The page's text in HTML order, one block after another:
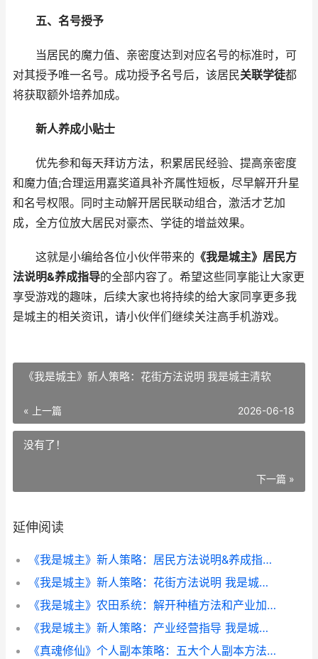
五、名号授予
当居民的魔力值、亲密度达到对应名号的标准时，可
对其授予唯一名号。成功授予名号后，该居民关联学徒都
将获取额外培养加成。
新人养成小贴士
优先参和每天拜访方法，积累居民经验、提高亲密度
和魔力值;合理运用嘉奖道具补齐属性短板，尽早解开升星
和名号权限。同时主动解开居民联动组合，激活才艺加
成，全方位放大居民对豪杰、学徒的增益效果。
这就是小编给各位小伙伴带来的 《我是城主》居民方
法说明&养成指导的全部内容了。希望这些同享能让大家更
享受游戏的趣味，后续大家也将持续的给大家同享更多我
是城主的相关资讯，请小伙伴们继续关注高手机游戏。
《我是城主》新人策略：花街方法说明 我是城主清软
« 上一篇 2026-06-18
没有了！
下一篇 »
延伸阅读
《我是城主》新人策略：居民方法说明&养成指导 我是城主大人下拉式六漫
《我是城主》新人策略：花街方法说明 我是城主清软
《我是城主》农田系统：解开种植方法和产业加成策略 我是城主大人下拉式六漫
《我是城主》新人策略：产业经营指导 我是城主 漫画
《真魂修仙》个人副本策略：五大个人副本方法策略 真魂小说